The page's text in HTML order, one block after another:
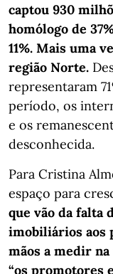
captou 930
homólogo de
11%. Mais uma
região Norte.
representaram
período, os
e os
desconhecida.
Para Cristina
espaço para
que vão da falta
imobiliários aos
mãos a medir
“os promotores